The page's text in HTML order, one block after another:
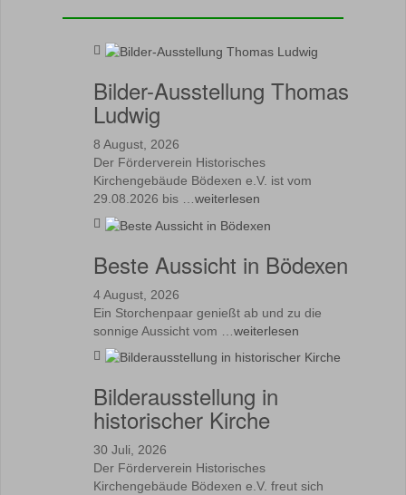
Bilder-Ausstellung Thomas
Ludwig
8 August, 2026
Der Förderverein Historisches
Kirchengebäude Bödexen e.V. ist vom
29.08.2026 bis …weiterlesen
Beste Aussicht in Bödexen
4 August, 2026
Ein Storchenpaar genießt ab und zu die
sonnige Aussicht vom … weiterlesen
Bilderausstellung in
historischer Kirche
30 Juli, 2026
Der Förderverein Historisches
Kirchengebäude Bödexen e.V. freut sich